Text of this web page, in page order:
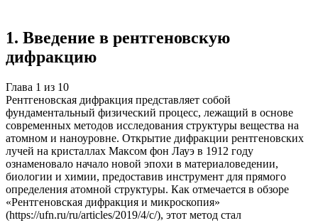
1. Введение в рентгеновскую
дифракцию
Глава 1 из 10
Рентгеновская дифракция представляет собой
фундаментальный физический процесс, лежащий в основе
современных методов исследования структуры вещества на
атомном и наноуровне. Открытие дифракции рентгеновских
лучей на кристаллах Максом фон Лауэ в 1912 году
ознаменовало начало новой эпохи в материаловедении,
биологии и химии, предоставив инструмент для прямого
определения атомной структуры. Как отмечается в обзоре
«Рентгеновская дифракция и микроскопия»
(https://ufn.ru/ru/articles/2019/4/c/), этот метод стал